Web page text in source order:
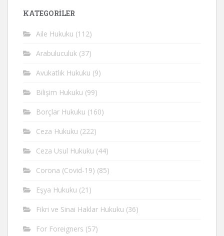
KATEGORİLER
Aile Hukuku (112)
Arabuluculuk (37)
Avukatlık Hukuku (9)
Bilişim Hukuku (99)
Borçlar Hukuku (160)
Ceza Hukuku (222)
Ceza Usul Hukuku (44)
Corona (Covid-19) (85)
Eşya Hukuku (21)
Fikri ve Sinai Haklar Hukuku (36)
For Foreigners (57)